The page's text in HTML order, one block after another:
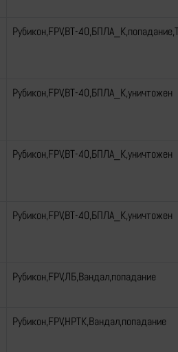
Рубикон,FPV,ВТ-
Рубикон,FPV,ВТ-40,БПЛА_К,уничтожен
Рубикон,FPV,ВТ-40,БПЛА_К,уничтожен
Рубикон,FPV,ВТ-40,БПЛА_К,уничтожен
Рубикон,FPV,ЛБ,Вандал,попадание
Рубикон,FPV,НРТК,Вандал,попадание